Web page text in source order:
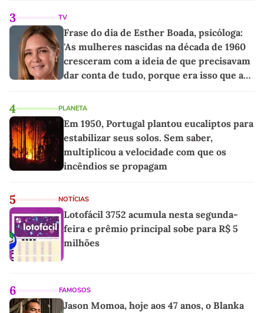
3 TV
Frase do dia de Esther Boada, psicóloga:
'As mulheres nascidas na década de 1960
cresceram com a ideia de que precisavam
dar conta de tudo, porque era isso que a
4 PLANETA
Em 1950, Portugal plantou eucaliptos para
estabilizar seus solos. Sem saber,
multiplicou a velocidade com que os
incêndios se propagam
5 NOTÍCIAS
Lotofácil 3752 acumula nesta segunda-
feira e prêmio principal sobe para R$ 5
milhões
6 FAMOSOS
Jason Momoa, hoje aos 47 anos, o Blanka